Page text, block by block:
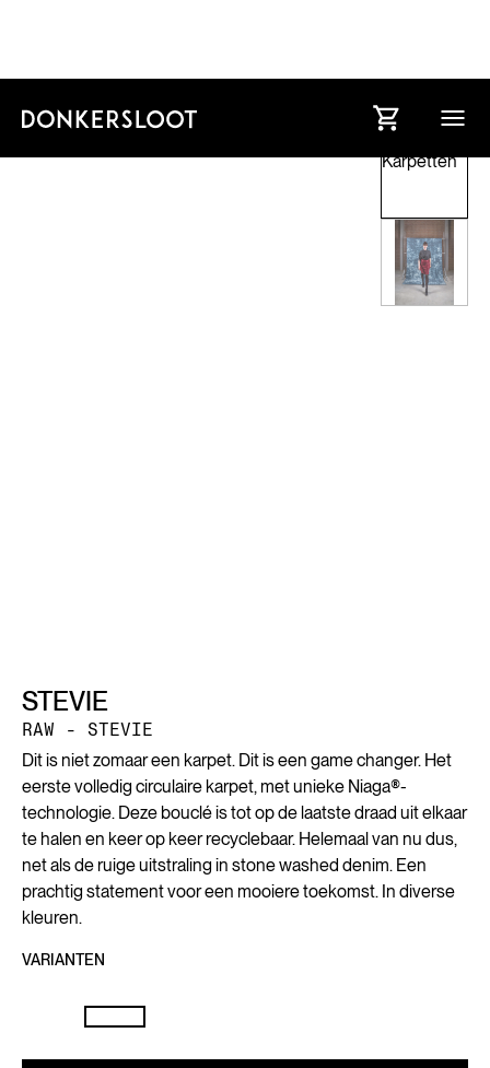
STEVIE
RAW - STEVIE
Dit is niet zomaar een karpet. Dit is een game changer. Het
eerste volledig circulaire karpet, met unieke Niaga®-
technologie. Deze bouclé is tot op de laatste draad uit elkaar
te halen en keer op keer recyclebaar. Helemaal van nu dus,
net als de ruige uitstraling in stone washed denim. Een
prachtig statement voor een mooiere toekomst. In diverse
kleuren.
VARIANTEN